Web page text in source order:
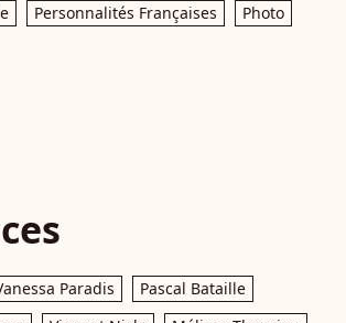
Personnalités Françaises
Photo
Paradis
Pascal Bataille